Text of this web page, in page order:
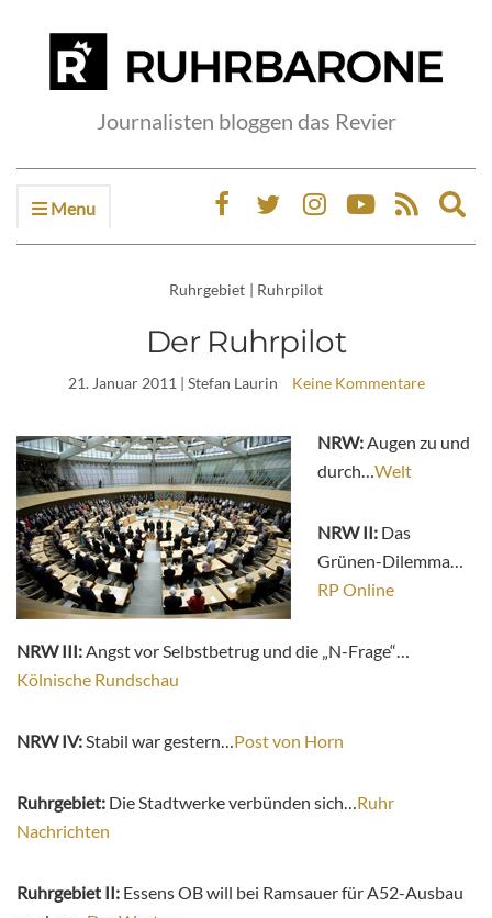
Journalisten bloggen das Revier
Menu
Ruhrgebiet | Ruhrpilot
Der Ruhrpilot
21. Januar 2011 | Stefan Laurin Keine Kommentare
NRW:Augen zu und
durch…Welt
NRW II: Das
Grünen-Dilemma…
RP Online
NRW III:Angst vor Selbstbetrug und die „N-Frage“…
Kölnische Rundschau
NRW IV:Stabil war gestern…Post von Horn
Ruhrgebiet: Die Stadtwerke verbünden sich…Ruhr
Nachrichten
Ruhrgebiet II: Essens OB will bei Ramsauer für A52-Ausbau